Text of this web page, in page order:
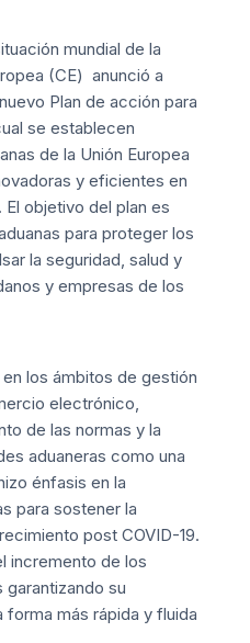
mundial de la
(CE) anunció a
Plan de acción para
se establecen
de la Unión Europea
y eficientes en
objetivo del plan es
para proteger los
la seguridad, salud y
y empresas de los
los ámbitos de gestión
electrónico,
de las normas y la
aduaneras como una
énfasis en la
para sostener la
post COVID-19.
incremento de los
su
más rápida y fluida